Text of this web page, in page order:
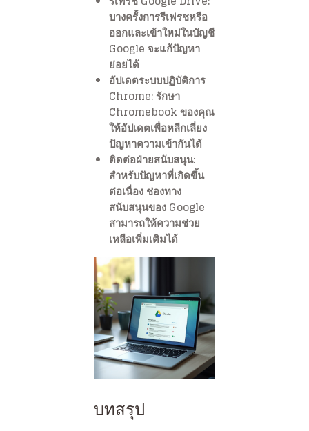
บางครั้งการรีเฟรชหรือ
ออกและเข้าใหม่ในบัญชี
Google จะแก้ปัญหา
ย่อยได้
อัปเดตระบบปฏิบัติการ
Chrome: รักษา
Chromebook ของคุณ
ให้อัปเดตเพื่อหลีกเลี่ยง
ปัญหาความเข้ากันได้
ติดต่อฝ่ายสนับสนุน:
สำหรับปัญหาที่เกิดขึ้น
ต่อเนื่อง ช่องทาง
สนับสนุนของ Google
สามารถให้ความช่วย
เหลือเพิ่มเติมได้
บทสรุป